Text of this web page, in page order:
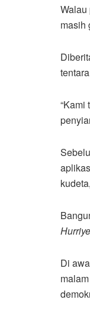
Walau
masih
“Kami
Di